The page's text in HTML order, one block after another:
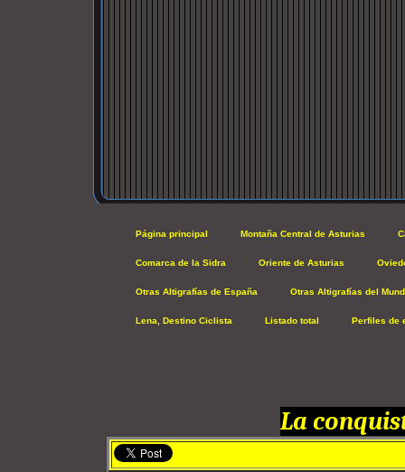
Página principal Montaña Central de Asturias
Comarca de la Sidra Oriente de Asturias
Otras Altigrafías de España Otras Altigrafías del
Lena, Destino Ciclista Listado total Perfiles de
La